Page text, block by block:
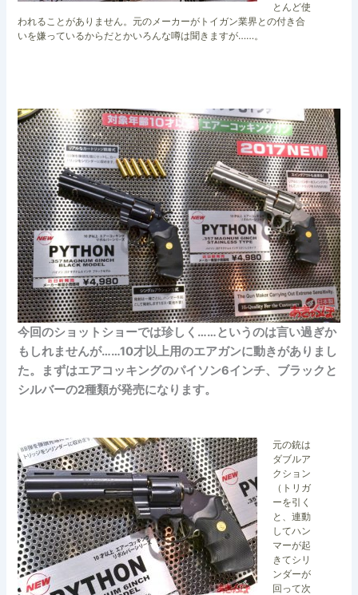
とんど使
われることがありません。元のメーカーがトイガン業界との付き合
いを嫌っているからだとかいろんな噂は聞きますが……。
今回のショットショーでは珍しく……というのは言い過ぎか
もしれませんが……10才以上用のエアガンに動きがありまし
た。まずはエアコッキングのパイソン6インチ、ブラックと
シルバーの2種類が発売になります。
元の銃は
ダブルア
クション
（トリガ
ーを引く
と、連動
してハン
マーが起
きてシリ
ンダーが
回って次